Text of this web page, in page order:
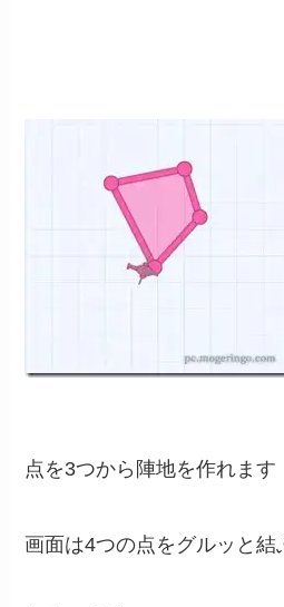
点を3つから陣地を作れます
画面は4つの点をグルッと結